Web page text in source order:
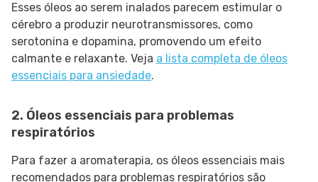
Esses óleos ao serem inalados parecem estimular o
cérebro a produzir neurotransmissores, como
serotonina e dopamina, promovendo um efeito
calmante e relaxante. Veja a lista completa de óleos
essenciais para ansiedade.
2. Óleos essenciais para problemas
respiratórios
Para fazer a aromaterapia, os óleos essenciais mais
recomendados para problemas respiratórios são